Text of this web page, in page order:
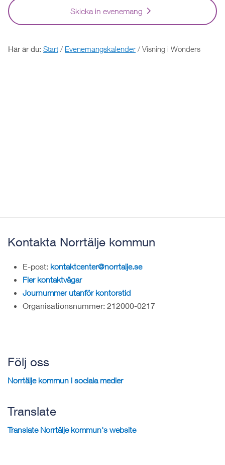
Skicka in evenemang
Här är du: Start / Evenemangskalender / Visning i Wonders
Kontakta Norrtälje kommun
E-post: kontaktcenter@norrtalje.se
Fler kontaktvägar
Journummer utanför kontorstid
Organisationsnummer: 212000-0217
Följ oss
Norrtälje kommun i sociala medier
Translate
Translate Norrtälje kommun's website